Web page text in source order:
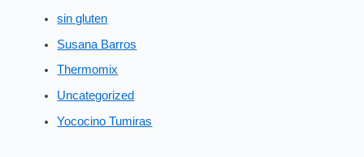
sin gluten
Susana Barros
Thermomix
Uncategorized
Yococino Tumiras